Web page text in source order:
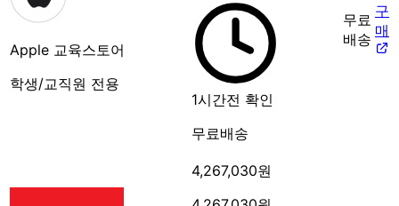
Apple 교육스토어
학생/교직원 전용
1시간전 확인
무료배송
무료
배송
구
매
4,267,030원